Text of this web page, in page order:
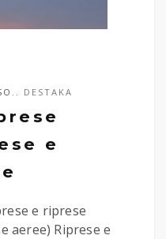
DESTAKA
e
e riprese
aeree) Riprese e